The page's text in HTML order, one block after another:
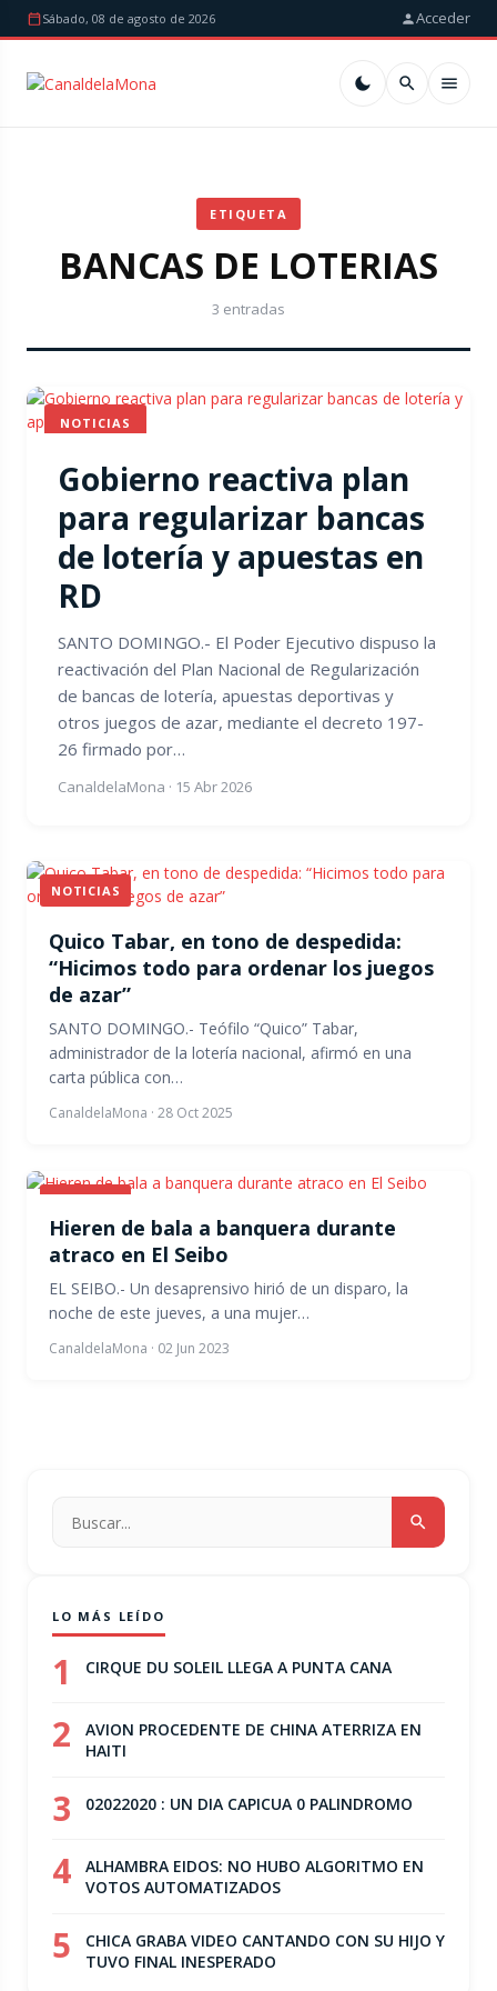
Sábado, 08 de agosto de 2026 Acceder
ETIQUETA
BANCAS DE LOTERIAS
3 entradas
NOTICIAS
Gobierno reactiva plan
para regularizar bancas
de lotería y apuestas en
RD
SANTO DOMINGO.- El Poder Ejecutivo dispuso la
reactivación del Plan Nacional de Regularización
de bancas de lotería, apuestas deportivas y
otros juegos de azar, mediante el decreto 197-
26 firmado por…
CanaldelaMona · 15 Abr 2026
NOTICIAS
Quico Tabar, en tono de despedida:
“Hicimos todo para ordenar los juegos
de azar”
SANTO DOMINGO.- Teófilo “Quico” Tabar,
administrador de la lotería nacional, afirmó en una
carta pública con…
CanaldelaMona · 28 Oct 2025
Hieren de bala a banquera durante
atraco en El Seibo
EL SEIBO.- Un desaprensivo hirió de un disparo, la
noche de este jueves, a una mujer…
CanaldelaMona · 02 Jun 2023
LO MÁS LEÍDO
1 CIRQUE DU SOLEIL LLEGA A PUNTA CANA
2
AVION PROCEDENTE DE CHINA ATERRIZA EN
HAITI
3 02022020 : UN DIA CAPICUA 0 PALINDROMO
4
ALHAMBRA EIDOS: NO HUBO ALGORITMO EN
VOTOS AUTOMATIZADOS
5
CHICA GRABA VIDEO CANTANDO CON SU HIJO Y
TUVO FINAL INESPERADO